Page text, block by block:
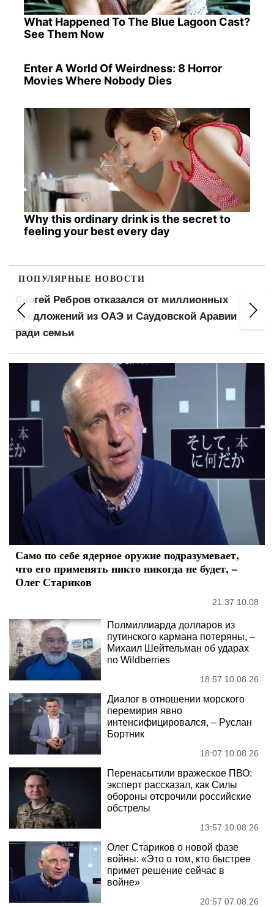
What Happened To The Blue Lagoon Cast?
See Them Now
Enter A World Of Weirdness: 8 Horror
Movies Where Nobody Dies
Why this ordinary drink is the secret to
feeling your best every day
ПОПУЛЯРНЫЕ НОВОСТИ
Сергей Ребров отказался от миллионных
предложений из ОАЭ и Саудовской Аравии
ради семьи
Само по себе ядерное оружие подразумевает,
что его применять никто никогда не будет, –
Олег Стариков
21:37 10.08
Полмиллиарда долларов из
путинского кармана потеряны, –
Михаил Шейтельман об ударах
по Wildberries
18:57 10.08.26
Диалог в отношении морского
перемирия явно
интенсифицировался, – Руслан
Бортник
18:07 10.08.26
Перенасытили вражеское ПВО:
эксперт рассказал, как Силы
обороны отсрочили российские
обстрелы
13:57 10.08.26
Олег Стариков о новой фазе
войны: «Это о том, кто быстрее
примет решение сейчас в
войне»
20:57 07.08.26